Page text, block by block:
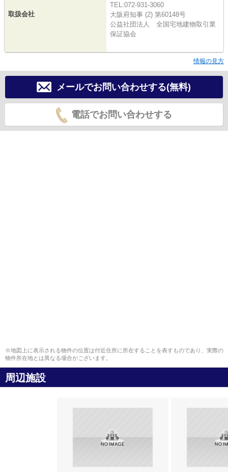
取扱会社
TEL:072-931-3060
大阪府知事 (2) 第60148号
公益社団法人 全国宅地建物取引業
保証協会
情報の見方
メールでお問い合わせする(無料)
電話でお問い合わせする
※地図上に表示される物件の位置は付近住所に所在することを表すものであり、実際の
物件所在地とは異なる場合がございます。
周辺施設